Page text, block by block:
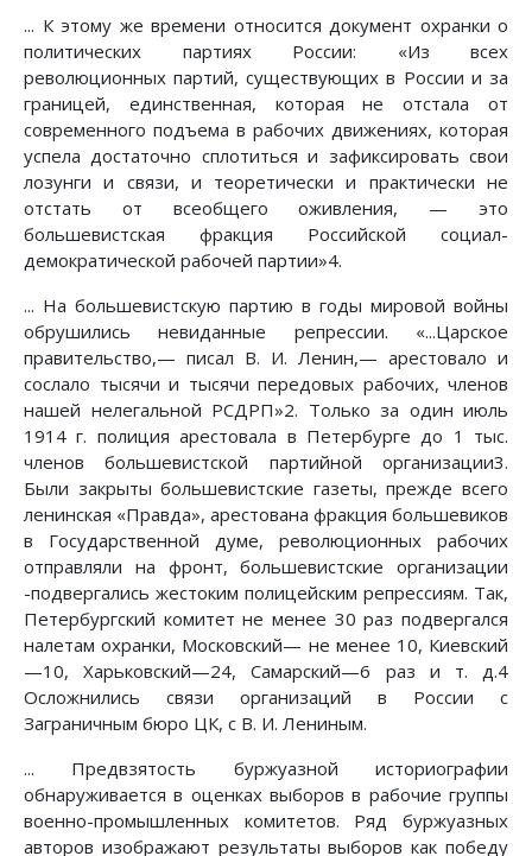
... К этому же времени относится документ охранки о
политических партиях России: «Из всех
революционных партий, существующих в России и за
границей, единственная, которая не отстала от
современного подъема в рабочих движениях, которая
успела достаточно сплотиться и зафиксировать свои
лозунги и связи, и теоретически и практически не
отстать от всеобщего оживления, — это
большевистская фракция Российской социал-
демократической рабочей партии»4.
... На большевистскую партию в годы мировой войны
обрушились невиданные репрессии. «...Царское
правительство,— писал В. И. Ленин,— арестовало и
сослало тысячи и тысячи передовых рабочих, членов
нашей нелегальной РСДРП»2. Только за один июль
1914 г. полиция арестовала в Петербурге до 1 тыс.
членов большевистской партийной организации3.
Были закрыты большевистские газеты, прежде всего
ленинская «Правда», арестована фракция большевиков
в Государственной думе, революционных рабочих
отправляли на фронт, большевистские организации
-подвергались жестоким полицейским репрессиям. Так,
Петербургский комитет не менее 30 раз подвергался
налетам охранки, Московский— не менее 10, Киевский
—10, Харьковский—24, Самарский—6 раз и т. д.4
Осложнились связи организаций в России с
Заграничным бюро ЦК, с В. И. Лениным.
... Предвзятость буржуазной историографии
обнаруживается в оценках выборов в рабочие группы
военно-промышленных комитетов. Ряд буржуазных
авторов изображают результаты выборов как победу